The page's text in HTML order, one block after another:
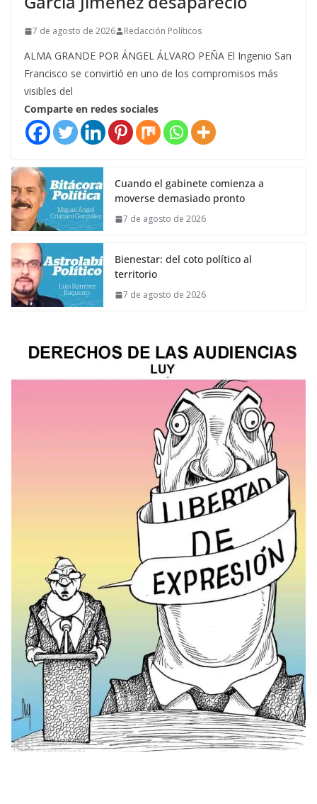
7 de agosto de 2026 Redacción Políticos
ALMA GRANDE POR ÁNGEL ÁLVARO PEÑA El Ingenio San
Francisco se convirtió en uno de los compromisos más
visibles del
Comparte en redes sociales
Cuando el gabinete comienza a
moverse demasiado pronto
7 de agosto de 2026
Bienestar: del coto político al
territorio
7 de agosto de 2026